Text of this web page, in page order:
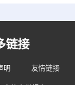
链接
明 友情链接